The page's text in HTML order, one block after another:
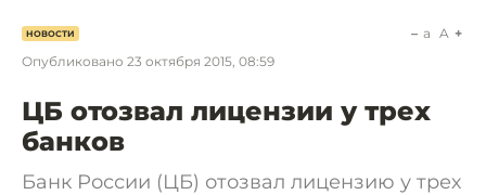
НОВОСТИ
Опубликовано 23 октября 2015, 08:59
a A
ЦБ отозвал лицензии у трех
банков
Банк России (ЦБ) отозвал лицензию у трех